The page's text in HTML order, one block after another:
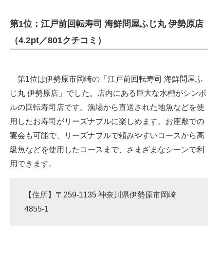
第1位：江戸前回転寿司 海鮮問屋ふじ丸 伊勢原店
（4.2pt／801クチコミ）
第1位は伊勢原市岡崎の「江戸前回転寿司 海鮮問屋ふ
じ丸 伊勢原店」でした。店内にある巨大な水槽がシンボ
ルの回転寿司店です。漁場から直送された地魚などを使
用したお寿司がリーズナブルに楽しめます。お座敷での
宴会も可能で、リーズナブルで頼みやすいコースから高
級魚などを使用したコースまで、さまざまなシーンで利
用できます。
【住所】〒259-1135 神奈川県伊勢原市岡崎
4855-1